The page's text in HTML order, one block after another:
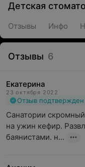
Детская
Отзывы Инфо
Отзывы 6
Екатерина
23 октября 2022
Отзыв подтвержден
Санатории
на ужин кефир.
баянистами. н...